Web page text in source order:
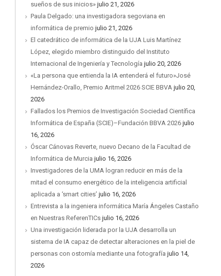
sueños de sus inicios» julio 21, 2026
Paula Delgado: una investigadora segoviana en
informática de premio julio 21, 2026
El catedrático de informática de la UJA Luis Martínez
López, elegido miembro distinguido del Instituto
Internacional de Ingeniería y Tecnología julio 20, 2026
«La persona que entienda la IA entenderá el futuro»José
Hernández-Orallo, Premio Aritmel 2026 SCIE BBVA julio 20,
2026
Fallados los Premios de Investigación Sociedad Científica
Informática de España (SCIE)–Fundación BBVA 2026 julio
16, 2026
Óscar Cánovas Reverte, nuevo Decano de la Facultad de
Informática de Murcia julio 16, 2026
Investigadores de la UMA logran reducir en más de la
mitad el consumo energético de la inteligencia artificial
aplicada a ‘smart cities’ julio 16, 2026
Entrevista a la ingeniera informática María Ángeles Castaño
en Nuestras ReferenTICs julio 16, 2026
Una investigación liderada por la UJA desarrolla un
sistema de IA capaz de detectar alteraciones en la piel de
personas con ostomía mediante una fotografía julio 14,
2026